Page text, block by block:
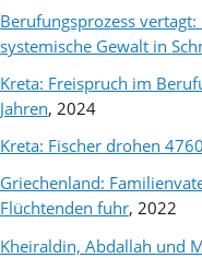
Berufungsprozess
systemische Gewalt in
Kreta: Freispruch im
Jahren, 2024
Kreta: Fischer drohen
Griechenland:
Flüchtenden fuhr, 2022
Kheiraldin, Abdallah und